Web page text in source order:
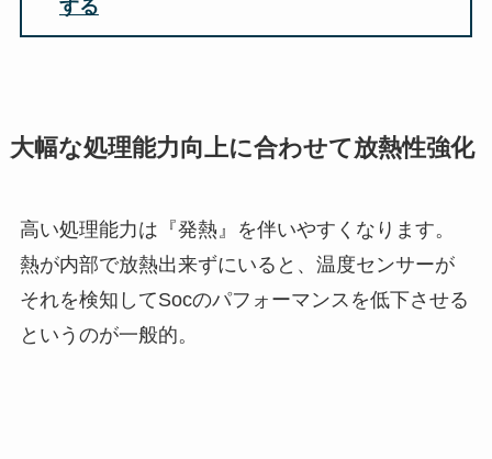
する
大幅な処理能力向上に合わせて放熱性強化
高い処理能力は『発熱』を伴いやすくなります。
熱が内部で放熱出来ずにいると、温度センサーが
それを検知してSocのパフォーマンスを低下させる
というのが一般的。